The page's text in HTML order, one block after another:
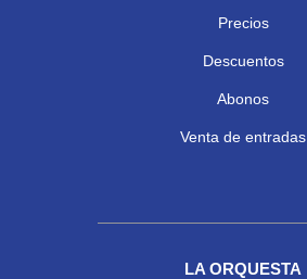
Precios
Descuentos
Abonos
Venta de entradas
LA ORQUESTA